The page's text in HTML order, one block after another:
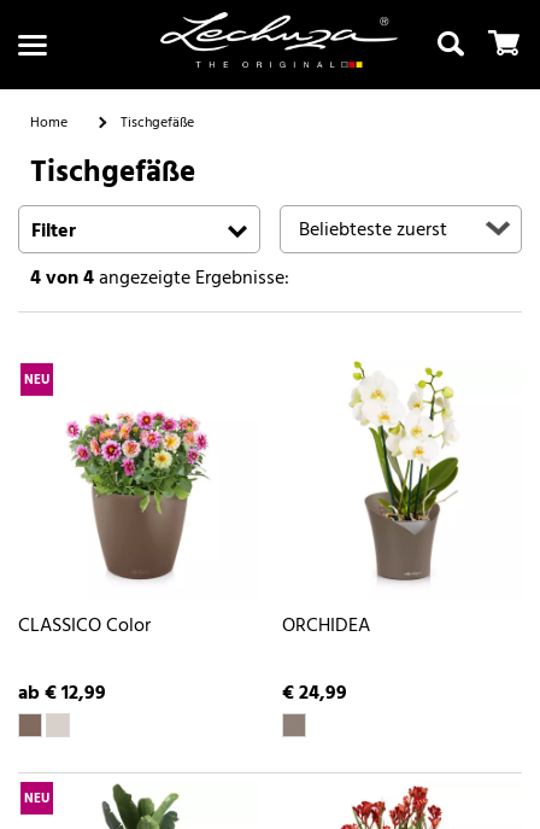
Suchen
Home Tischgefäße
Tischgefäße
Filter
4von 4angezeigte Ergebnisse:
NEU
CLASSICO Color
ab € 12,99
ORCHIDEA
€ 24,99
NEU